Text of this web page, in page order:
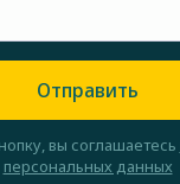
Отправить
вы соглашаетесь
персональных данных